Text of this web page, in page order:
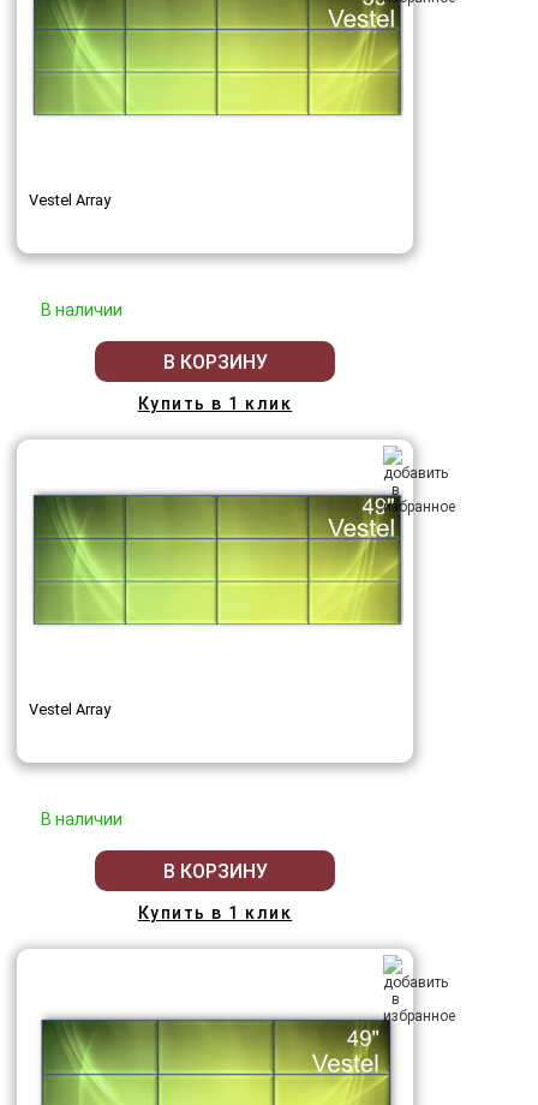
Vestel Array
В наличии
В КОРЗИНУ
Купить в 1 клик
Vestel Array
В наличии
В КОРЗИНУ
Купить в 1 клик